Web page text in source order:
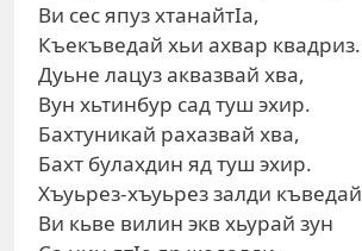
Ви сес япуз хтанайтIа,
Къекъведай хьи ахвар квадриз.
Дуьне лацуз аквазвай хва,
Вун хьтинбур сад туш эхир.
Бахтуникай рахазвай хва,
Бахт булахдин яд туш эхир.
Хъуьрез-хъуьрез залди къведай
Ви кьве вилин экв хьурай зун